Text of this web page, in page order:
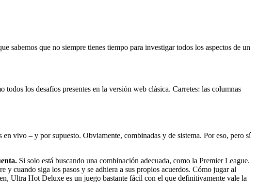
sabemos que no siempre tienes tiempo para investigar todos los aspectos de un
los desafíos presentes en la versión web clásica. Carretes: las columnas
vivo – y por supuesto. Obviamente, combinadas y de sistema. Por eso, pero sí
Si solo está buscando una combinación adecuada, como la Premier League.
cuando siga los pasos y se adhiera a sus propios acuerdos. Cómo jugar al
Ultra Hot Deluxe es un juego bastante fácil con el que definitivamente vale la